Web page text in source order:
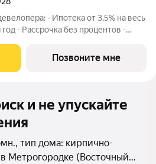
- Ипотека от 3,5% на весь
- Рассрочка без процентов -
Общая площадь - 87.4 м2 на
Позвоните мне
и не упускайте
тип дома: кирпично-
Метрогородке (Восточный